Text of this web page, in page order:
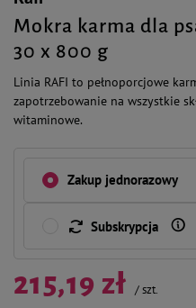
Mokra karma dla
30 x 800 g
Linia RAFI to pełnoporcjowe
zapotrzebowanie na wszystkie
witaminowe.
Zakup jednorazowy
Subskrypcja
215,19 zł /szt.